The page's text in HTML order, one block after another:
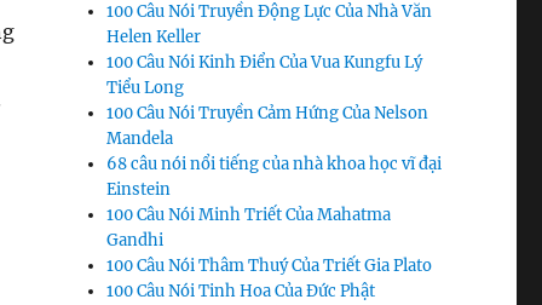
100 Câu Nói Truyền Động Lực Của Nhà Văn
Helen Keller
100 Câu Nói Kinh Điển Của Vua Kungfu Lý
Tiểu Long
100 Câu Nói Truyền Cảm Hứng Của Nelson
Mandela
68 câu nói nổi tiếng của nhà khoa học vĩ đại
Einstein
100 Câu Nói Minh Triết Của Mahatma
Gandhi
100 Câu Nói Thâm Thuý Của Triết Gia Plato
100 Câu Nói Tinh Hoa Của Đức Phật